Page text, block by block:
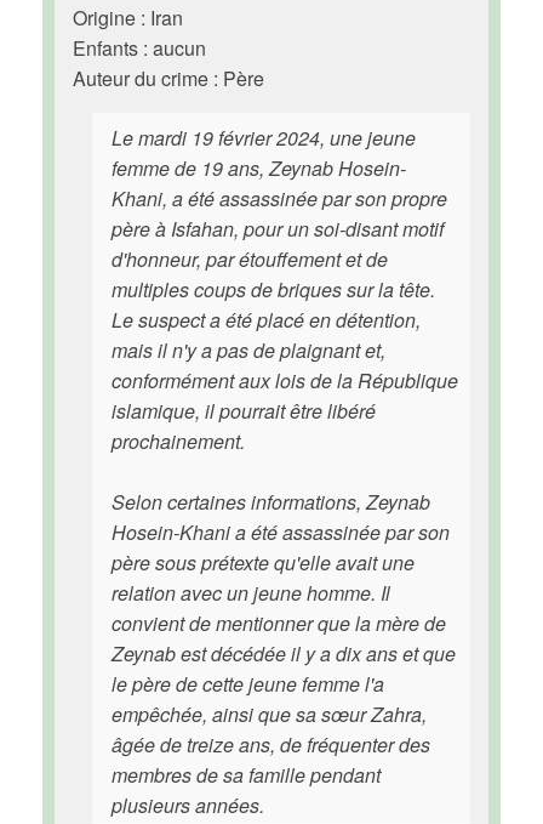
Origine : Iran
Enfants : aucun
Auteur du crime : Père
Le mardi 19 février 2024, une jeune
femme de 19 ans, Zeynab Hosein-
Khani, a été assassinée par son propre
père à Isfahan, pour un soi-disant motif
d'honneur, par étouffement et de
multiples coups de briques sur la tête.
Le suspect a été placé en détention,
mais il n'y a pas de plaignant et,
conformément aux lois de la République
islamique, il pourrait être libéré
prochainement.
Selon certaines informations, Zeynab
Hosein-Khani a été assassinée par son
père sous prétexte qu'elle avait une
relation avec un jeune homme. Il
convient de mentionner que la mère de
Zeynab est décédée il y a dix ans et que
le père de cette jeune femme l'a
empêchée, ainsi que sa sœur Zahra,
âgée de treize ans, de fréquenter des
membres de sa famille pendant
plusieurs années.